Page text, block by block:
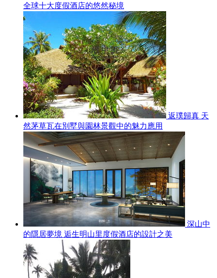
全球十大度假酒店的悠然秘境
返璞歸真 天
然茅草瓦在別墅與園林景觀中的魅力應用
深山中
的隱居夢境 逅生明山里度假酒店的設計之美